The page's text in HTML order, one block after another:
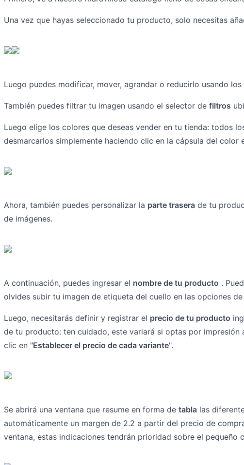
Una vez que hayas seleccionado tu producto, solo necesitas
Luego puedes modificar, mover, agrandar o reducirlo usando
También puedes filtrar tu imagen usando el selector de filtros
Luego elige los colores que deseas vender en tu tienda: todos
desmarcarlos simplemente haciendo clic en la cápsula del color
Ahora, también puedes personalizar la parte trasera de tu
de imágenes.
A continuación, puedes ingresar el nombre de tu producto .
olvides subir tu imagen de etiqueta del cuello en las opciones
Luego, necesitarás definir y registrar el precio de tu producto
de tu producto: ten cuidado, este variará si optas por
clic en "Establecer el precio de cada variante".
Se abrirá una ventana que resume en forma de tabla las
automáticamente un margen de 2.2 a partir del precio de
ventana, estas indicaciones tendrán prioridad sobre el pequeño